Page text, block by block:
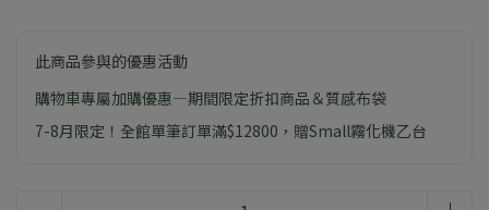
此商品參與的優惠活動
購物車專屬加購優惠—期間限定折扣商品＆質感布袋
7-8月限定！全館單筆訂單滿$12800，贈Small霧化機乙台